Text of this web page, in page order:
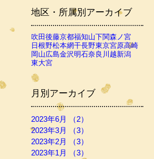
地区・所属別アーカイブ
吹田後藤京都福知山下関森ノ宮
日根野松本網干長野東京宮原高崎
岡山広島金沢明石奈良 川越新潟
東大宮
月別アーカイブ
2023年6月 （2）
2023年3月
（3）
2023年2月
（3）
2023年1月
（3）